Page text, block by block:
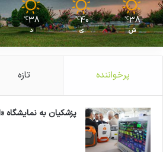
38
℃
ش
40
℃
ی
38
℃
د
پرخواننده تازه
پزشکیان به نمایشگاه